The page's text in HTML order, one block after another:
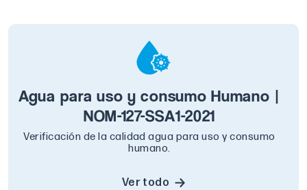
Agua para uso y consumo Humano |
NOM-127-SSA1-2021
Verificación de la calidad agua para uso y consumo
humano.
Ver todo